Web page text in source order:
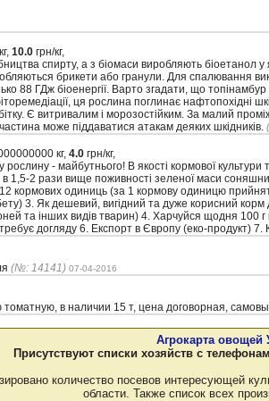
10.0 грн/кг,
спирту, а з біомаси виробляють біоетанол
брикети або гранули. Для спалювання
88 ГДж біоенергії. Варто згадати, що
ця рослина поглинає нафтопохідні
Є витривалим і морозостійким. За малий
може піддаватися атакам деяких шкідників.
кг, 4.0 грн/кг,
- майбутнього! В якості кормової
1,5-2 рази вище поживності зеленої маси
кормових одиниць (за 1 кормову одиницю
3. Як дешевий, вигідний та дуже корисний
та інших видів тварин) 4. Харчуйся щодня 100
догляду 6. Експорт в Європу (еко-продукт) 7.
(№: 14141) 07-04-2016
в наличии 15 т, цена договорная,
Агрокарта овощей
Присутствуют списки хозяйств с
количество посевов интересующей
области. Также список всех